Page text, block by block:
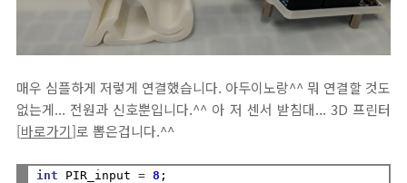
매우 심플하게 저렇게 연결했습니다. 아두이노랑^^ 뭐 연결할 것도
없는게... 전원과 신호뿐입니다.^^ 아 저 센서 받침대... 3D 프린터
[바로가기]로 뽑은겁니다.^^
int PIR_input = 8 ;